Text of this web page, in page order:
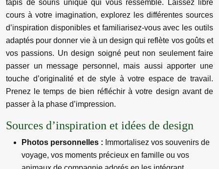
tapis de souris unique qui vous ressemble. Laissez libre
cours à votre imagination, explorez les différentes sources
d’inspiration disponibles et familiarisez-vous avec les outils
adaptés pour donner vie à un design qui reflète vos goûts et
vos passions. Un design soigné peut non seulement faire
passer un message personnel, mais aussi apporter une
touche d’originalité et de style à votre espace de travail.
Prenez le temps de bien réfléchir à votre design avant de
passer à la phase d’impression.
Sources d’inspiration et idées de design
Photos personnelles : Immortalisez vos souvenirs de
voyage, vos moments précieux en famille ou vos